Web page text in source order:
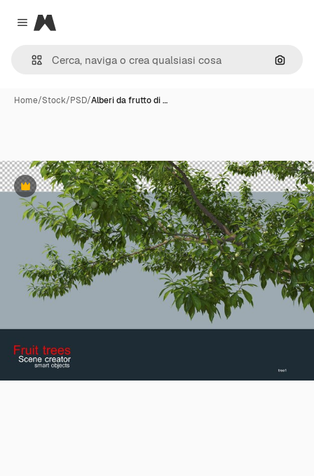
Close menu
Magnific
Cerca
Home/Stock/PSD/Alberi da frutto di …
Premium